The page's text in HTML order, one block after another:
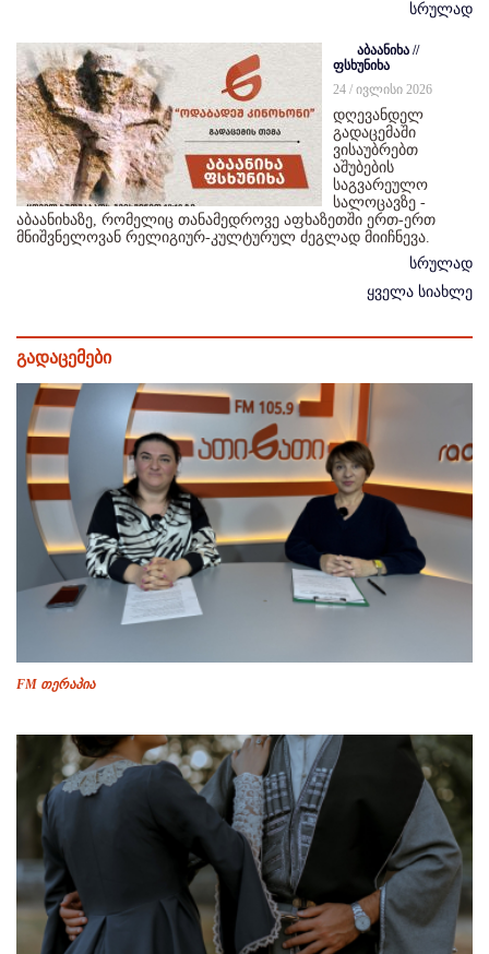
სრულად
აბაანიხა //
ფსხუნიხა
24 / ივლისი 2026
დღევანდელ
გადაცემაში
ვისაუბრებთ
აშუბების
საგვარეულო
სალოცავზე -
აბაანიხაზე, რომელიც თანამედროვე აფხაზეთში ერთ-ერთ
მნიშვნელოვან რელიგიურ-კულტურულ ძეგლად მიიჩნევა.
სრულად
ყველა სიახლე
გადაცემები
FM თერაპია